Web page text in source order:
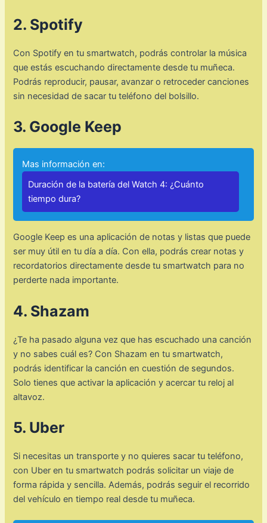
2. Spotify
Con Spotify en tu smartwatch, podrás controlar la música
que estás escuchando directamente desde tu muñeca.
Podrás reproducir, pausar, avanzar o retroceder canciones
sin necesidad de sacar tu teléfono del bolsillo.
3. Google Keep
Mas información en:
Duración de la batería del Watch 4: ¿Cuánto
tiempo dura?
Google Keep es una aplicación de notas y listas que puede
ser muy útil en tu día a día. Con ella, podrás crear notas y
recordatorios directamente desde tu smartwatch para no
perderte nada importante.
4. Shazam
¿Te ha pasado alguna vez que has escuchado una canción
y no sabes cuál es? Con Shazam en tu smartwatch,
podrás identificar la canción en cuestión de segundos.
Solo tienes que activar la aplicación y acercar tu reloj al
altavoz.
5. Uber
Si necesitas un transporte y no quieres sacar tu teléfono,
con Uber en tu smartwatch podrás solicitar un viaje de
forma rápida y sencilla. Además, podrás seguir el recorrido
del vehículo en tiempo real desde tu muñeca.